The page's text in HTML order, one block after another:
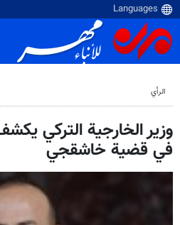
الرأي
وزير الخارجية التركي
في قضية خاشقجي